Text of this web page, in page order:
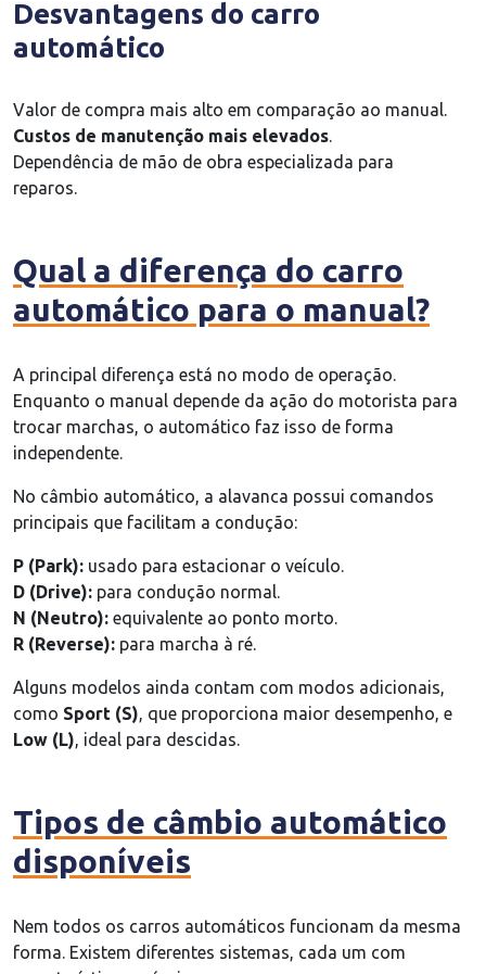
Desvantagens do carro
automático
Valor de compra mais alto em comparação ao manual.
Custos de manutenção mais elevados
Dependência de mão de obra especializada para
reparos.
Qual a diferença do carro
automático para o manual?
A principal diferença está no modo de operação.
Enquanto o manual depende da ação do motorista para
trocar marchas, o automático faz isso de forma
independente.
No câmbio automático, a alavanca possui comandos
principais que facilitam a condução:
P (Park): usado para estacionar o veículo.
D (Drive): para condução normal.
N (Neutro): equivalente ao ponto morto.
R (Reverse): para marcha à ré.
Alguns modelos ainda contam com modos adicionais,
como Sport (S) , que proporciona maior desempenho, e
Low (L) , ideal para descidas.
Tipos de câmbio automático
disponíveis
Nem todos os carros automáticos funcionam da mesma
forma. Existem diferentes sistemas, cada um com